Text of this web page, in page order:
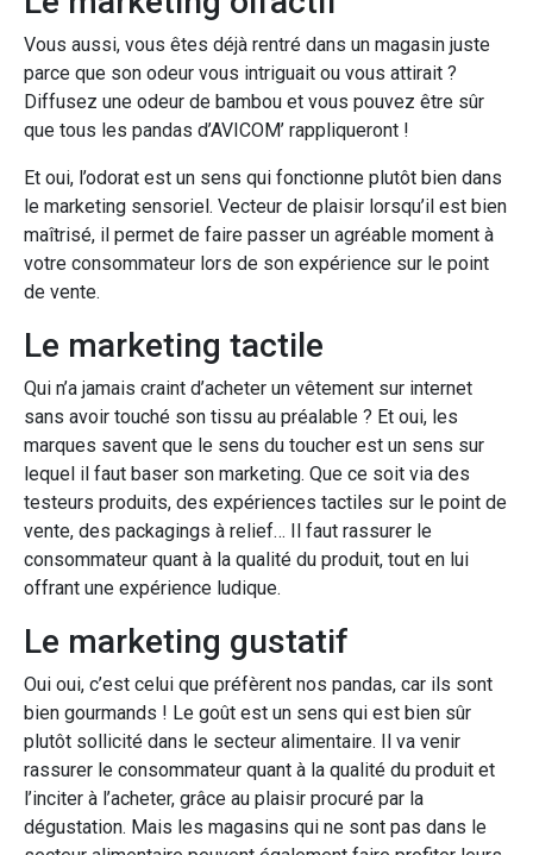
Vous aussi, vous êtes déjà rentré dans un magasin juste
parce que son odeur vous intriguait ou vous attirait ?
Diffusez une odeur de bambou et vous pouvez être sûr
que tous les pandas d’AVICOM’ rappliqueront !
Et oui, l’odorat est un sens qui fonctionne plutôt bien dans
le marketing sensoriel. Vecteur de plaisir lorsqu’il est bien
maîtrisé, il permet de faire passer un agréable moment à
votre consommateur lors de son expérience sur le point
de vente.
Le marketing tactile
Qui n’a jamais craint d’acheter un vêtement sur internet
sans avoir touché son tissu au préalable ? Et oui, les
marques savent que le sens du toucher est un sens sur
lequel il faut baser son marketing. Que ce soit via des
testeurs produits, des expériences tactiles sur le point de
vente, des packagings à relief… Il faut rassurer le
consommateur quant à la qualité du produit, tout en lui
offrant une expérience ludique.
Le marketing gustatif
Oui oui, c’est celui que préfèrent nos pandas, car ils sont
bien gourmands ! Le goût est un sens qui est bien sûr
plutôt sollicité dans le secteur alimentaire. Il va venir
rassurer le consommateur quant à la qualité du produit et
l’inciter à l’acheter, grâce au plaisir procuré par la
dégustation. Mais les magasins qui ne sont pas dans le